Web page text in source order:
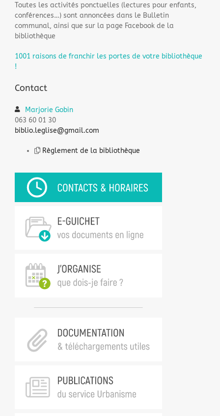
Toutes les activités ponctuelles (lectures pour enfants,
conférences…) sont annoncées dans le Bulletin
communal, ainsi que sur la page Facebook de la
bibliothèque
1001 raisons de franchir les portes de votre bibliothèque
!
Contact
Marjorie Gobin
063 60 01 30
biblio.leglise@gmail.com
Règlement de la bibliothèque